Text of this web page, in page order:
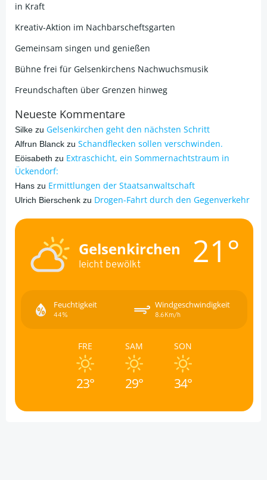
in Kraft
Kreativ-Aktion im Nachbarscheftsgarten
Gemeinsam singen und genießen
Bühne frei für Gelsenkirchens Nachwuchsmusik
Freundschaften über Grenzen hinweg
Neueste Kommentare
Silke zu Gelsenkirchen geht den nächsten Schritt
Alfrun Blanck zu Schandflecken sollen verschwinden.
Eöisabeth zu Extraschicht, ein Sommernachtstraum in
Ückendorf:
Hans zu Ermittlungen der Staatsanwaltschaft
Ulrich Bierschenk zu Drogen-Fahrt durch den Gegenverkehr
Gelsenkirchen
leicht bewölkt 21°
Feuchtigkeit
44%
Windgeschwindigkeit
8.6Km/h
FRE
23°
SAM
29°
SON
34°